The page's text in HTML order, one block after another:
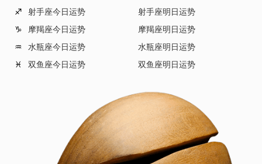
♐
射手座今日运势
射手座明日运势
♑
摩羯座今日运势
摩羯座明日运势
♒
水瓶座今日运势
水瓶座明日运势
♓
双鱼座今日运势 双鱼座明日运势